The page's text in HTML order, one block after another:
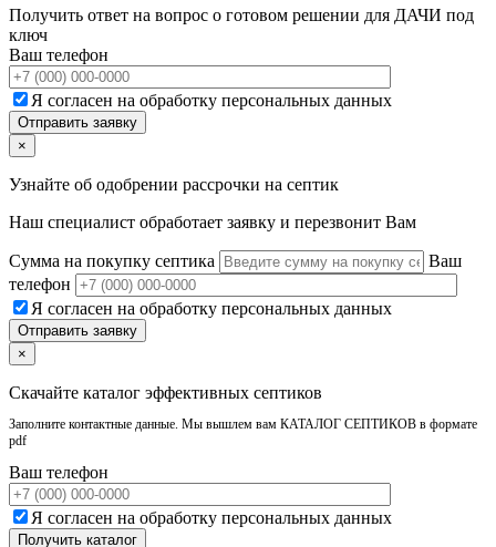
Получить ответ на вопрос о готовом решении для ДАЧИ под
ключ
Ваш телефон
Я согласен на обработку персональных данных
×
Узнайте об одобрении рассрочки на септик
Наш специалист обработает заявку и перезвонит Вам
Сумма на покупку септика
Ваш
телефон
Я согласен на обработку персональных данных
×
Скачайте каталог эффективных септиков
Заполните контактные данные. Мы вышлем вам КАТАЛОГ СЕПТИКОВ в формате
pdf
Ваш телефон
Я согласен на обработку персональных данных